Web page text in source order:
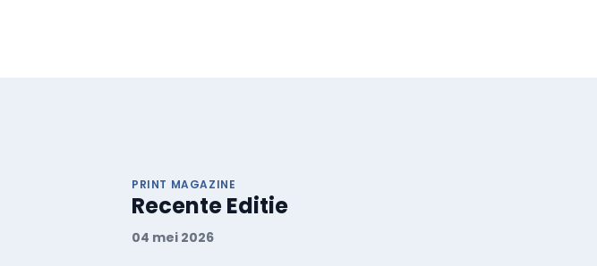
PRINT MAGAZINE
Recente Editie
04 mei 2026